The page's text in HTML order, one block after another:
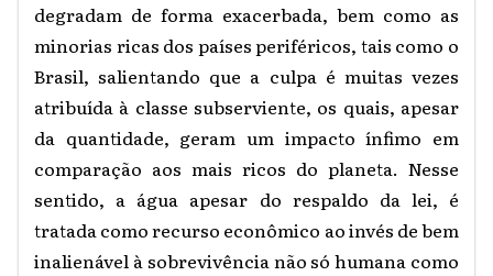
degradam de forma exacerbada, bem como as
minorias ricas dos países periféricos, tais como o
Brasil, salientando que a culpa é muitas vezes
atribuída à classe subserviente, os quais, apesar
da quantidade, geram um impacto ínfimo em
comparação aos mais ricos do planeta. Nesse
sentido, a água apesar do respaldo da lei, é
tratada como recurso econômico ao invés de bem
inalienável à sobrevivência não só humana como